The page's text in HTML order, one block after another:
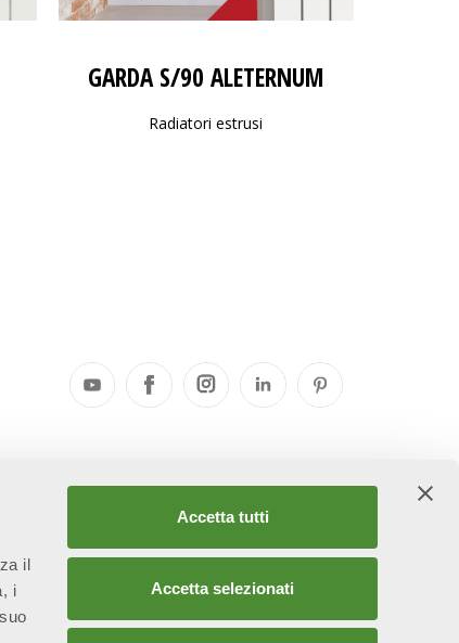
il
i
Accetta tutti
Accetta selezionati
GARDA S/90 ALETERNUM
Radiatori estrusi